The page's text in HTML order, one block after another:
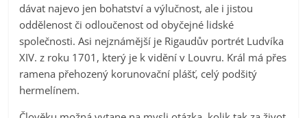
dávat najevo jen bohatství a výlučnost, ale i jistou
oddělenost či odloučenost od obyčejné lidské
společnosti. Asi nejznámější je Rigaudův portrét Ludvíka
XIV. z roku 1701, který je k vidění v Louvru. Král má přes
ramena přehozený korunovační plášť, celý podšitý
hermelínem.